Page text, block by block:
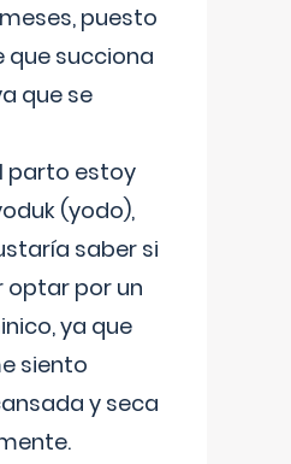
puesto
que succiona
que se
parto estoy
(yodo),
saber si
optar por un
ya que
siento
y seca